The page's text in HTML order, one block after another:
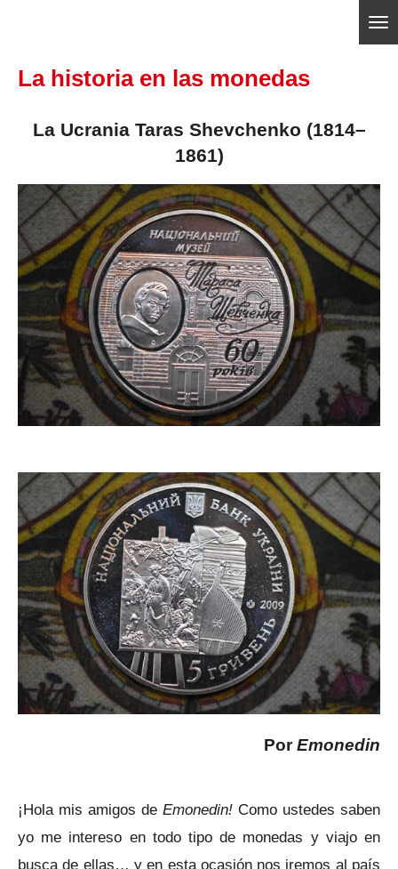
contenido
La historia en las monedas
La Ucrania Taras Shevchenko (1814–
1861)
PorEmonedin
¡Hola mis amigos de Emonedin! Como ustedes saben
yo me intereso en todo tipo de monedas y viajo en
busca de ellas… y en esta ocasión nos iremos al país